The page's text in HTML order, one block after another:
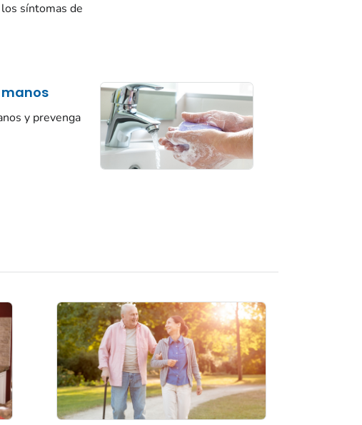
síntomas de
manos
y prevenga